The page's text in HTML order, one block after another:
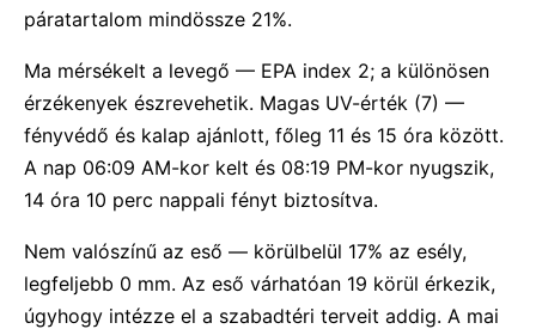
páratartalom mindössze 21%.
Ma mérsékelt a levegő — EPA index 2; a különösen
érzékenyek észrevehetik. Magas UV-érték (7) —
fényvédő és kalap ajánlott, főleg 11 és 15 óra között.
A nap 06:09 AM-kor kelt és 08:19 PM-kor nyugszik,
14 óra 10 perc nappali fényt biztosítva.
Nem valószínű az eső — körülbelül 17% az esély,
legfeljebb 0 mm. Az eső várhatóan 19 körül érkezik,
úgyhogy intézze el a szabadtéri terveit addig. A mai